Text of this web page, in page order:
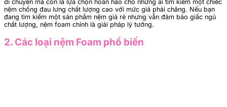
di chuyển mà còn là lựa chọn hoàn hảo cho những ai tìm kiếm một chiếc
nệm chống đau lưng chất lượng cao với mức giá phải chăng. Nếu bạn
đang tìm kiếm một sản phẩm nệm giá rẻ nhưng vẫn đảm bảo giấc ngủ
chất lượng, nệm foam chính là giải pháp lý tưởng.
2. Các loại nệm Foam phổ biến